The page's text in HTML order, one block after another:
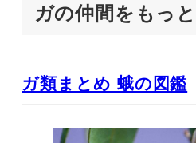
ガの仲間をもっ
ガ類まとめ 蛾の図鑑